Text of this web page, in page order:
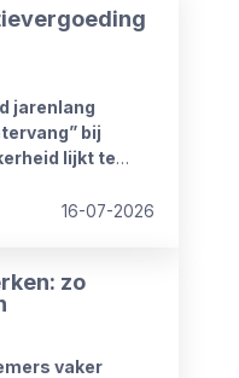
jarenlang
bij
lijkt te
16-07-2026
zo
vaker